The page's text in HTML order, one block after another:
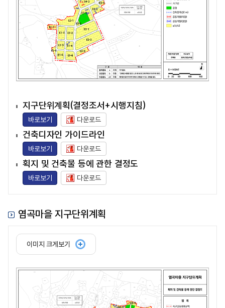
지구단위계획(결정조서+시행지침)
바로보기 다운로드
건축디자인 가이드라인
바로보기 다운로드
획지 및 건축물 등에 관한 결정도
바로보기 다운로드
염곡마을 지구단위계획
이미지 크게보기